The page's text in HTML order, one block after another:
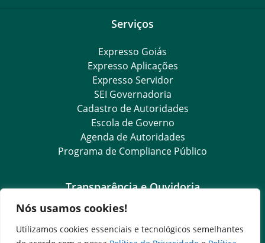
Nós usamos cookies!
Utilizamos cookies essenciais e tecnológicos semelhantes
Serviços
Expresso Goiás
Expresso Aplicações
Expresso Servidor
SEI Governadoria
Cadastro de Autoridades
Escola de Governo
Agenda de Autoridades
Programa de Compliance Público
Transparência e Ouvidoria
LGPD
Goiás Transparência